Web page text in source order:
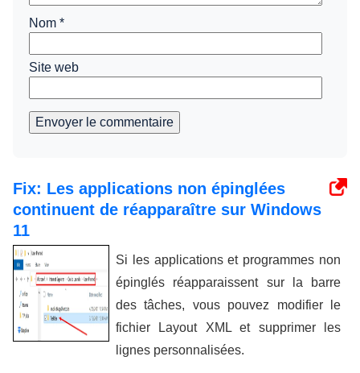
Nom *
Site web
Envoyer le commentaire
Fix: Les applications non épinglées
continuent de réapparaître sur Windows
11
Si les applications et programmes non
épinglés réapparaissent sur la barre
des tâches, vous pouvez modifier le
fichier Layout XML et supprimer les
lignes personnalisées.